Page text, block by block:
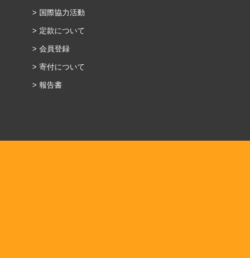
国際協力活動
定款について
会員登録
寄付について
報告書